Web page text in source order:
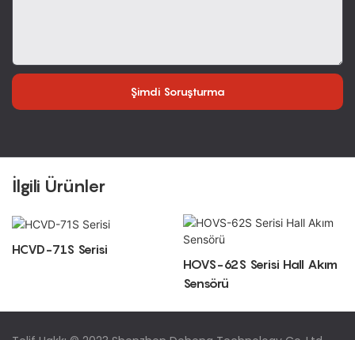
Şimdi Soruşturma
İlgili Ürünler
HCVD-71S Serisi
HOVS-62S Serisi Hall Akım
Sensörü